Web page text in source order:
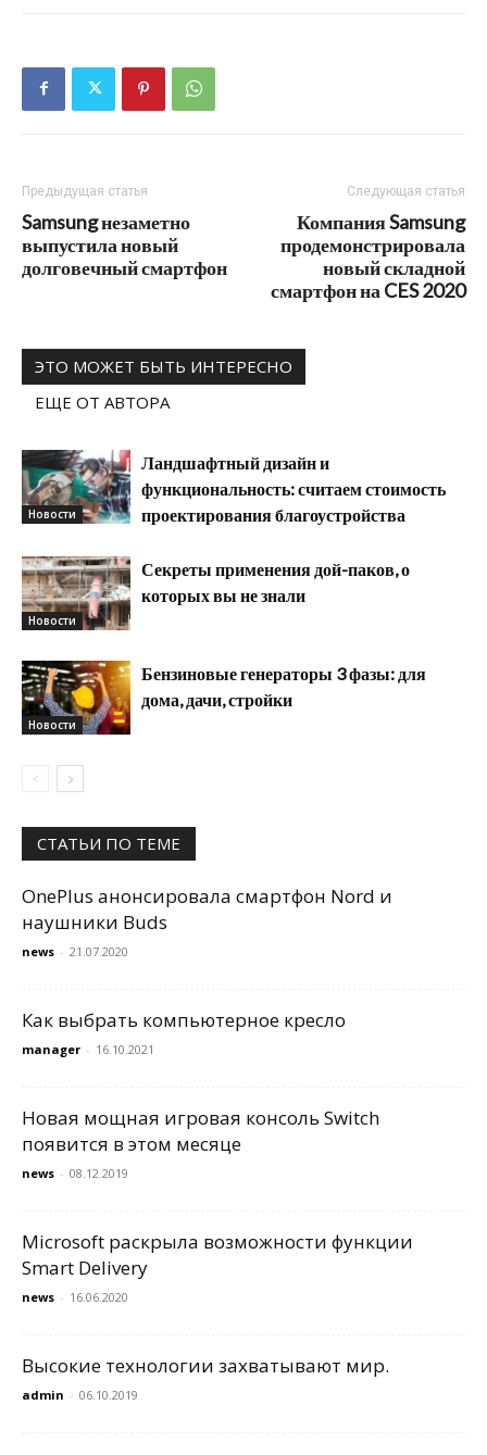
Предыдущая статья
Samsung незаметно
выпустила новый
долговечный смартфон
Следующая статья
Компания Samsung
продемонстрировала
новый складной
смартфон на CES 2020
ЭТО МОЖЕТ БЫТЬ ИНТЕРЕСНО
ЕЩЕ ОТ АВТОРА
Новости
Ландшафтный дизайн и
функциональность: считаем стоимость
проектирования благоустройства
Новости
Секреты применения дой-паков, о
которых вы не знали
Новости
Бензиновые генераторы 3 фазы: для
дома, дачи, стройки
СТАТЬИ ПО ТЕМЕ
OnePlus анонсировала смартфон Nord и
наушники Buds
news - 21.07.2020
Как выбрать компьютерное кресло
manager - 16.10.2021
Новая мощная игровая консоль Switch
появится в этом месяце
news - 08.12.2019
Microsoft раскрыла возможности функции
Smart Delivery
news - 16.06.2020
Высокие технологии захватывают мир.
admin - 06.10.2019